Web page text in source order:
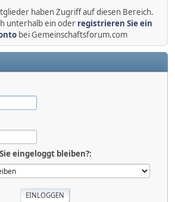
haben Zugriff auf diesen Bereich.
unterhalb ein oder registrieren Sie ein
bei Gemeinschaftsforum.com
eingeloggt bleiben?: